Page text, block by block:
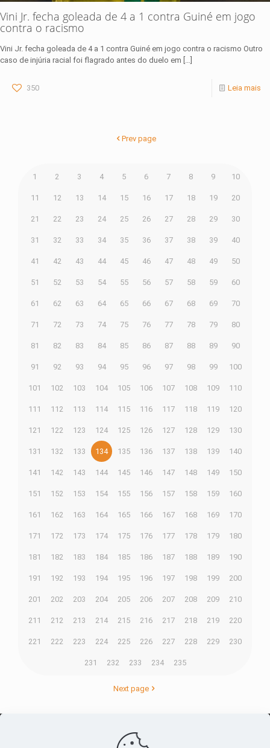
Vini Jr. fecha goleada de 4 a 1 contra Guiné em jogo
contra o racismo
Vini Jr. fecha goleada de 4 a 1 contra Guiné em jogo contra o racismo Outro
caso de injúria racial foi flagrado antes do duelo em
350 Leia mais
Prev page
1 2 3 4 5 6 7 8 9 10
11 12 13 14 15 16 17 18 19 20
21 22 23 24 25 26 27 28 29 30
31 32 33 34 35 36 37 38 39 40
41 42 43 44 45 46 47 48 49 50
51 52 53 54 55 56 57 58 59 60
61 62 63 64 65 66 67 68 69 70
71 72 73 74 75 76 77 78 79 80
81 82 83 84 85 86 87 88 89 90
91 92 93 94 95 96 97 98 99 100
101 102 103 104 105 106 107 108 109 110
111 112 113 114 115 116 117 118 119 120
121 122 123 124 125 126 127 128 129 130
131 132 133 134 135 136 137 138 139 140
141 142 143 144 145 146 147 148 149 150
151 152 153 154 155 156 157 158 159 160
161 162 163 164 165 166 167 168 169 170
171 172 173 174 175 176 177 178 179 180
181 182 183 184 185 186 187 188 189 190
191 192 193 194 195 196 197 198 199 200
201 202 203 204 205 206 207 208 209 210
211 212 213 214 215 216 217 218 219 220
221 222 223 224 225 226 227 228 229 230
231 232 233 234 235
Next page
canal de notícias